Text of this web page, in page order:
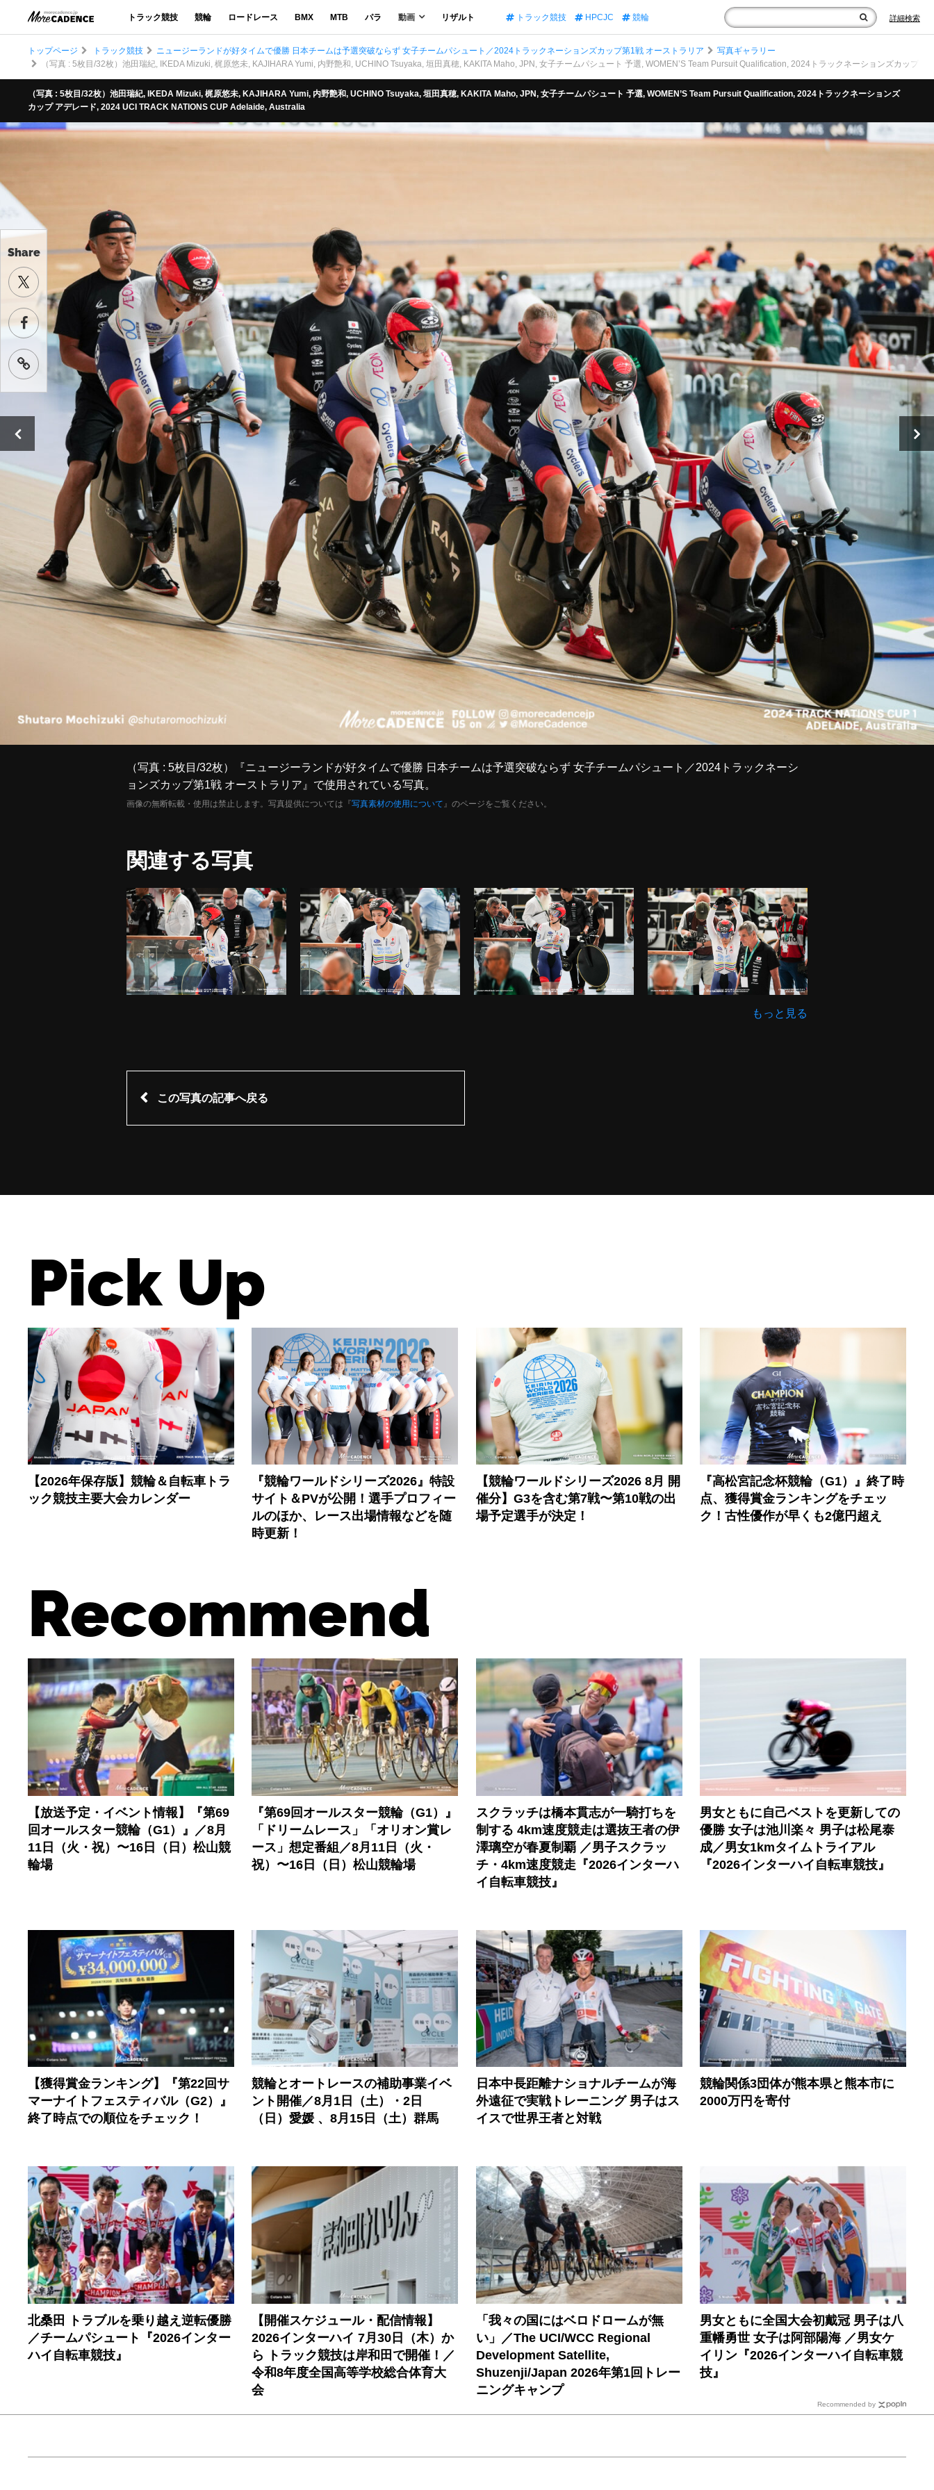
トラック競技 競輪 ロードレース BMX MTB パラ 動画 リザルト トラック競技 HPCJC 競輪 詳細検索
Share
トップページ トラック競技 ニュージーランドが好タイムで優勝 日本チームは予選突破ならず 女子チームパシュート／2024トラックネーションズカップ第1戦 オーストラリア
写真ギャラリー
（写真 : 5枚目/32枚）池田瑞紀, IKEDA Mizuki, 梶原悠未, KAJIHARA Yumi, 内野艶和, UCHINO Tsuyaka, 垣田真穂, KAKITA Maho, JPN, 女子チームパシュート 予選, WOMEN’S Team Pursuit Qualification, 2024トラックネーションズカップ
（写真 : 5枚目/32枚）池田瑞紀, IKEDA Mizuki, 梶原悠未, KAJIHARA Yumi, 内野艶和, UCHINO Tsuyaka, 垣田真穂, KAKITA Maho, JPN, 女子チームパシュート 予選, WOMEN’S Team Pursuit Qualification, 2024トラックネーションズ
カップ アデレード, 2024 UCI TRACK NATIONS CUP Adelaide, Australia
（写真 : 5枚目/32枚）『ニュージーランドが好タイムで優勝 日本チームは予選突破ならず 女子チームパシュート／2024トラックネーシ
ョンズカップ第1戦 オーストラリア』で使用されている写真。
画像の無断転載・使用は禁止します。写真提供については『写真素材の使用について 』のページをご覧ください。
関連する写真
もっと見る
この写真の記事へ戻る
Pick Up
【2026年保存版】競輪＆自転車トラ
ック競技主要大会カレンダー
『競輪ワールドシリーズ2026』特設
サイト＆PVが公開！選手プロフィー
ルのほか、レース出場情報などを随
時更新！
【競輪ワールドシリーズ2026 8月 開
催分】G3を含む第7戦〜第10戦の出
場予定選手が決定！
『高松宮記念杯競輪（G1）』終了時
点、獲得賞金ランキングをチェッ
ク！古性優作が早くも2億円超え
Recommend
【放送予定・イベント情報】『第69
回オールスター競輪（G1）』／8月
11日（火・祝）〜16日（日）松山競
輪場
『第69回オールスター競輪（G1）』
「ドリームレース」「オリオン賞レ
ース」想定番組／8月11日（火・
祝）〜16日（日）松山競輪場
スクラッチは橋本貫志が一騎打ちを
制する 4km速度競走は選抜王者の伊
澤璃空が春夏制覇 ／男子スクラッ
チ・4km速度競走『2026インターハ
イ自転車競技』
男女ともに自己ベストを更新しての
優勝 女子は池川楽々 男子は松尾泰
成／男女1kmタイムトライアル
『2026インターハイ自転車競技』
【獲得賞金ランキング】『第22回サ
マーナイトフェスティバル（G2）』
終了時点での順位をチェック！
競輪とオートレースの補助事業イベ
ント開催／8月1日（土）・2日
（日）愛媛 、8月15日（土）群馬
日本中長距離ナショナルチームが海
外遠征で実戦トレーニング 男子はス
イスで世界王者と対戦
競輪関係3団体が熊本県と熊本市に
2000万円を寄付
北桑田 トラブルを乗り越え逆転優勝
／チームパシュート『2026インター
ハイ自転車競技』
【開催スケジュール・配信情報】
2026インターハイ 7月30日（木）か
ら トラック競技は岸和田で開催！／
令和8年度全国高等学校総合体育大
会
「我々の国にはベロドロームが無
い」／The UCI/WCC Regional
Development Satellite,
Shuzenji/Japan 2026年第1回トレー
ニングキャンプ
男女ともに全国大会初戴冠 男子は八
重幡勇世 女子は阿部陽海 ／男女ケ
イリン『2026インターハイ自転車競
技』
Recommended by